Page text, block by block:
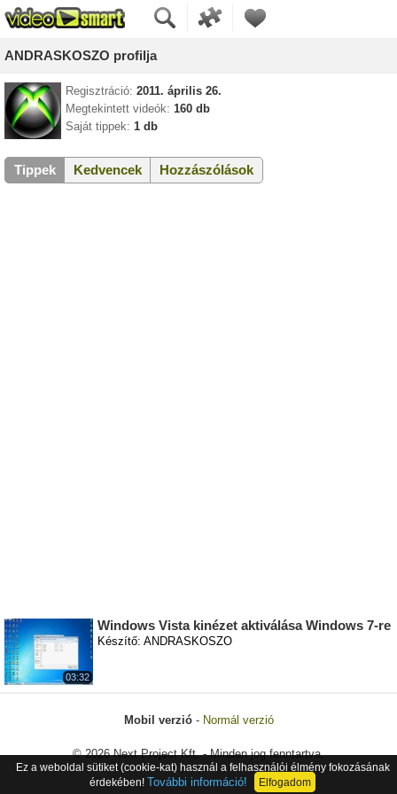
ANDRASKOSZO profilja
Regisztráció: 2011. április 26.
Megtekintett videók: 160 db
Saját tippek: 1 db
Tippek Kedvencek Hozzászólások
03:32
Windows Vista kinézet aktiválása Windows 7-re
Készítő: ANDRASKOSZO
Mobil verzió- Normál verzió
© 2026 Next Project Kft. - Minden jog fenntartva.
Ez a weboldal sütiket (cookie-kat) használ a felhasználói élmény fokozásának
érdekében! További információ! Elfogadom